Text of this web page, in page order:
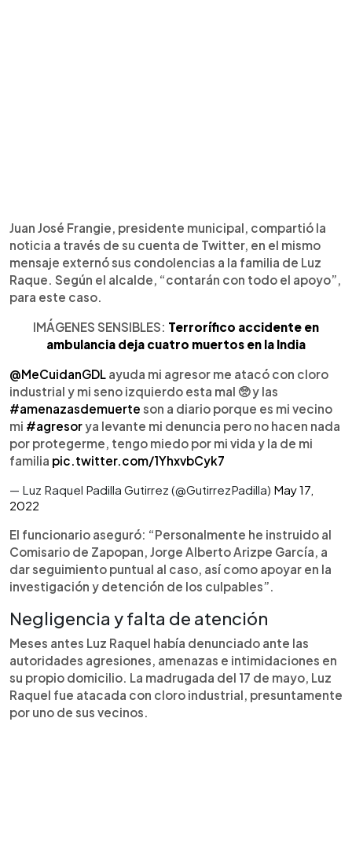
Juan José Frangie, presidente municipal, compartió la
noticia a través de su cuenta de Twitter, en el mismo
mensaje externó sus condolencias a la familia de Luz
Raque. Según el alcalde, “contarán con todo el apoyo”,
para este caso.
IMÁGENES SENSIBLES: Terrorífico accidente en
ambulancia deja cuatro muertos en la India
@MeCuidanGDL ayuda mi agresor me atacó con cloro
industrial y mi seno izquierdo esta mal 🥺 y las
#amenazasdemuerte son a diario porque es mi vecino
mi #agresorya levante mi denuncia pero no hacen nada
por protegerme, tengo miedo por mi vida y la de mi
familia pic.twitter.com/1YhxvbCyk7
— Luz Raquel Padilla Gutirrez (@GutirrezPadilla) May 17,
2022
El funcionario aseguró: “Personalmente he instruido al
Comisario de Zapopan, Jorge Alberto Arizpe García, a
dar seguimiento puntual al caso, así como apoyar en la
investigación y detención de los culpables”.
Negligencia y falta de atención
Meses antes Luz Raquel había denunciado ante las
autoridades agresiones, amenazas e intimidaciones en
su propio domicilio. La madrugada del 17 de mayo, Luz
Raquel fue atacada con cloro industrial, presuntamente
por uno de sus vecinos.